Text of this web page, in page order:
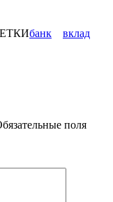
банк
вклад
поля